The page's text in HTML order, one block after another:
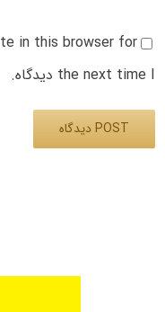
in this browser for
the next time I دیدگاه.